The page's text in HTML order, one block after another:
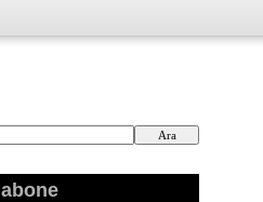
abone